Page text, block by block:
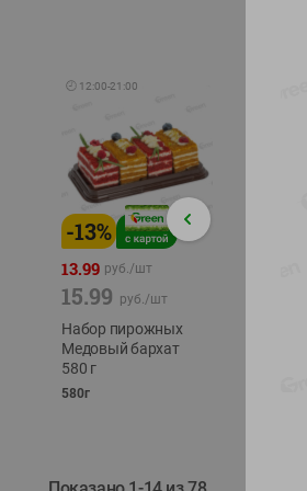
🕘 12:00-21:00
-13%
13.99 руб./шт
15.99 руб./шт
Набор пирожных
Медовый бархат
580 г
580г